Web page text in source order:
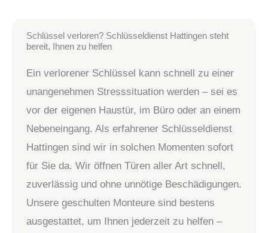
Schlüssel verloren? Schlüsseldienst Hattingen steht
bereit, Ihnen zu helfen
Ein verlorener Schlüssel kann schnell zu einer
unangenehmen Stresssituation werden – sei es
vor der eigenen Haustür, im Büro oder an einem
Nebeneingang. Als erfahrener Schlüsseldienst
Hattingen sind wir in solchen Momenten sofort
für Sie da. Wir öffnen Türen aller Art schnell,
zuverlässig und ohne unnötige Beschädigungen.
Unsere geschulten Monteure sind bestens
ausgestattet, um Ihnen jederzeit zu helfen –